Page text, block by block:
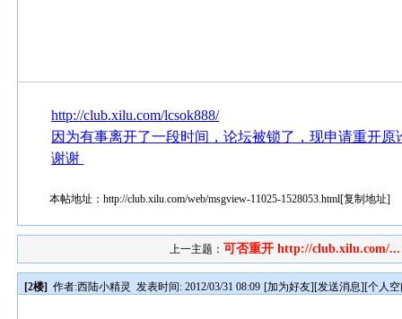
http://club.xilu.com/lcsok888/
因为有事离开了一段时间，论坛被锁了，现申请重开
谢谢
本帖地址：http://club.xilu.com/web/msgview-11025-1528053.html[复制地址]
上一主题： 可否重开 http://club.xilu.com/...
[2楼] 作者:西陆小精灵 发表时间: 2012/03/31 08:09 [加为好友][发送消息][个人